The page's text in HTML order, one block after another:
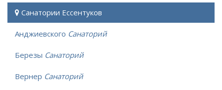
Санатории Ессентуков
Анджиевского Санаторий
Березы Санаторий
Вернер Санаторий